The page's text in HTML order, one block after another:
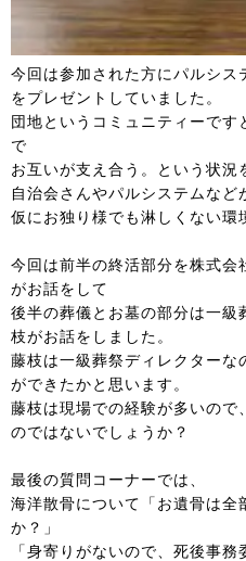
今回は参加された方にパルシス
をプレゼントしていました。
団地というコミュニティーで
で
お互いが支え合う。という状況
自治会さんやパルシステムな
仮にお独り様でも淋しくない環
今回は前半の終活部分を株式会
がお話をして
後半の葬儀とお墓の部分は一級
枝がお話をしました。
藤枝は一級葬祭ディレクターな
ができたかと思います。
藤枝は現場での経験が多いので
のではないでしょうか？
最後の質問コーナーでは、
海洋散骨について「お遺骨は全
か？」
「身寄りがないので、死後事